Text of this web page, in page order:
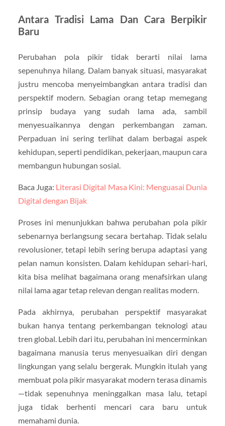
Antara Tradisi Lama Dan Cara Berpikir
Baru
Perubahan pola pikir tidak berarti nilai lama
sepenuhnya hilang. Dalam banyak situasi, masyarakat
justru mencoba menyeimbangkan antara tradisi dan
perspektif modern. Sebagian orang tetap memegang
prinsip budaya yang sudah lama ada, sambil
menyesuaikannya dengan perkembangan zaman.
Perpaduan ini sering terlihat dalam berbagai aspek
kehidupan, seperti pendidikan, pekerjaan, maupun cara
membangun hubungan sosial.
Baca Juga: Literasi Digital Masa Kini: Menguasai Dunia
Digital dengan Bijak
Proses ini menunjukkan bahwa perubahan pola pikir
sebenarnya berlangsung secara bertahap. Tidak selalu
revolusioner, tetapi lebih sering berupa adaptasi yang
pelan namun konsisten. Dalam kehidupan sehari-hari,
kita bisa melihat bagaimana orang menafsirkan ulang
nilai lama agar tetap relevan dengan realitas modern.
Pada akhirnya, perubahan perspektif masyarakat
bukan hanya tentang perkembangan teknologi atau
tren global. Lebih dari itu, perubahan ini mencerminkan
bagaimana manusia terus menyesuaikan diri dengan
lingkungan yang selalu bergerak. Mungkin itulah yang
membuat pola pikir masyarakat modern terasa dinamis
—tidak sepenuhnya meninggalkan masa lalu, tetapi
juga tidak berhenti mencari cara baru untuk
memahami dunia.